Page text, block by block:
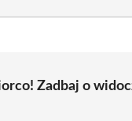
Zadbaj o